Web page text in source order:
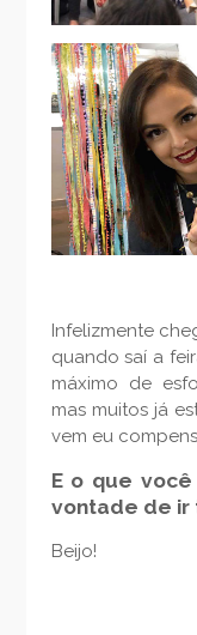
Infelizmente
quando saí a
máximo de
mas muitos já
vem eu
E o que
vontade de ir
Beijo!